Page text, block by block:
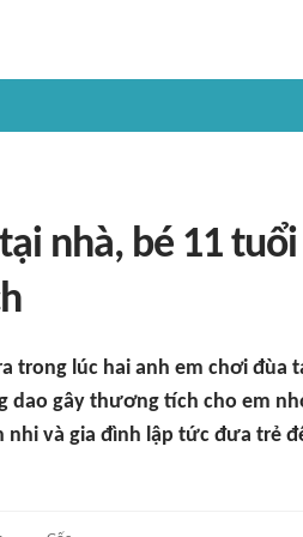
nhà, bé 11
trong lúc hai anh em chơi đùa
gây thương tích cho em
và gia đình lập tức đưa trẻ